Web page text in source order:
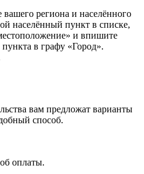
региона и населённого
населённый пункт в списке,
и впишите
пункта в графу «Город».
вам предложат варианты
способ.
оплаты.